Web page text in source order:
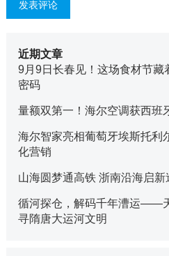
近期文章
9月9日长春见！这场食材节藏
密码
量额双第一！海尔空调获西班
海尔智家亮相葡萄牙埃斯托利
化营销
山海圆梦通高铁 浙南沿海启新
循河探仓，解码千年漕运——
寻隋唐大运河文明